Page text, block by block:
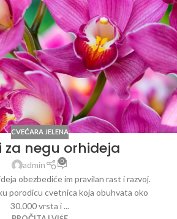
CVEĆARA JELENA
za negu orhideja
admin 0
obezbediće im pravilan rast i razvoj.
porodicu cvetnica koja obuhvata oko
30.000 vrsta i ...